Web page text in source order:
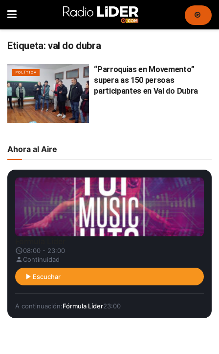
Etiqueta: val do dubra
POLÍTICA
“Parroquias en Movemento”
supera as 150 persoas
participantes en Val do Dubra
Ahora al Aire
08:00 - 23:00
Continuidad
Escuchar
A continuación:Fórmula Líder23:00